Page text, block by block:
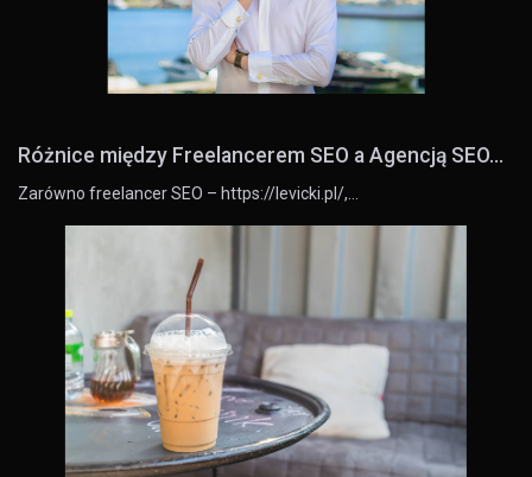
Różnice między Freelancerem SEO a Agencją SEO...
Zarówno freelancer SEO – https://levicki.pl/,…